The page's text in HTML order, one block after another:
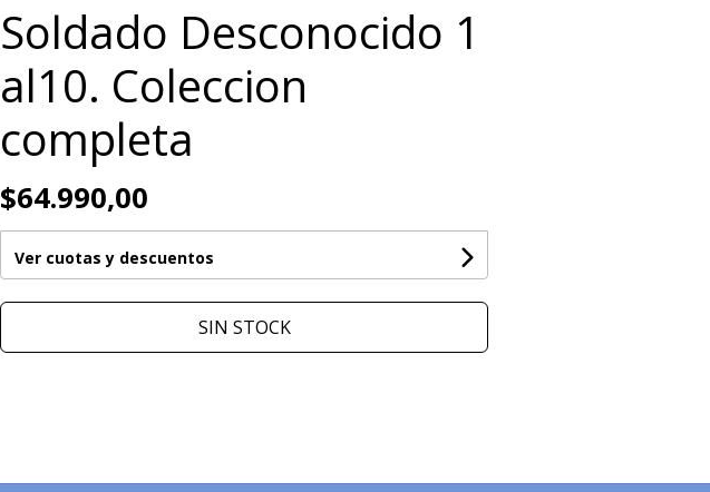
Soldado Desconocido 1
al10. Coleccion
completa
$64.990,00
Ver cuotas y descuentos
SIN STOCK